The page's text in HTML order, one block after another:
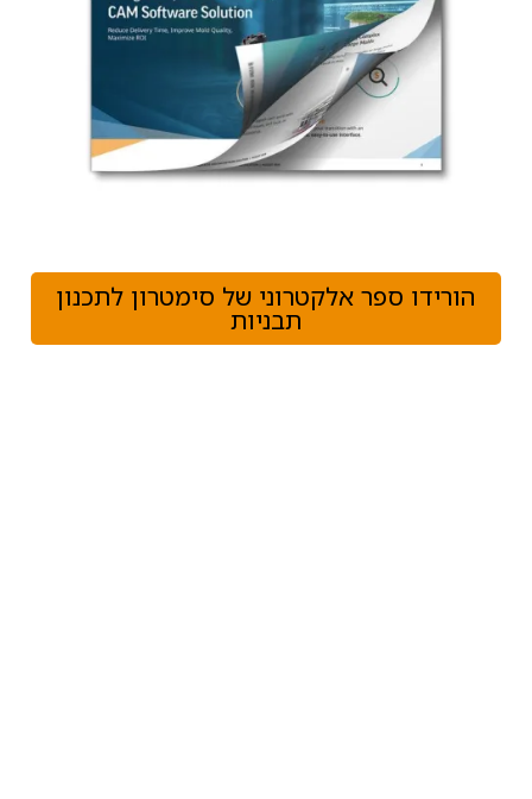
הורידו ספר אלקטרוני של סימטרון לתכנון
תבניות